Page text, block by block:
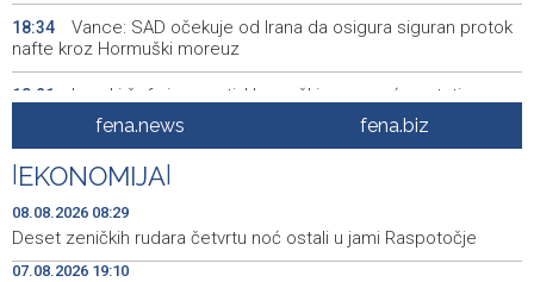
18:34
Vance: SAD očekuje od Irana da osigura siguran protok
nafte kroz Hormuški moreuz
18:21
Iranski šef sigurnosti: Hormuški moreuz će ostati
zatvoren dok SAD ne ispuni zahtjeve Teherana
18:09
Iran 'vrlo blizu' dogovora s Omanom o novoj Hormuškoj
brodskoj ruti
18:05
Koncertom Marije Šerifović večeras se zatvara
manifestacija 'Dani dijaspore Travnik 2026'
fena.news fena.biz
EKONOMIJA
08.08.2026 08:29
Deset zeničkih rudara četvrtu noć ostali u jami Raspotočje
07.08.2026 19:10